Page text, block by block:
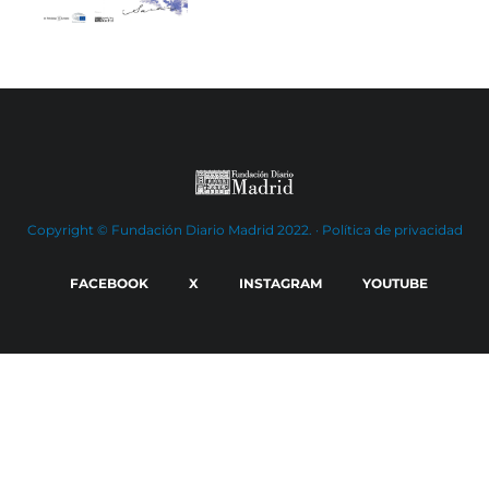
Copyright © Fundación Diario Madrid 2022. · Política de privacidad
FACEBOOK X INSTAGRAM YOUTUBE